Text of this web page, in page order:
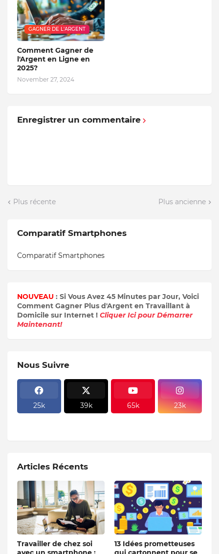
GAGNER DE L'ARGENT
Comment Gagner de
l'Argent en Ligne en
2025?
November 27, 2024
Enregistrer un commentaire
Plus récente Plus ancienne
Comparatif Smartphones
Comparatif Smartphones
NOUVEAU : Si Vous Avez 45 Minutes par Jour, Voici
Comment Gagner Plus d'Argent en Travaillant à
Domicile sur Internet ! Cliquer Ici pour Démarrer
Maintenant!
Nous Suivre
25k 39k 65k 23k
Articles Récents
Travailler de chez soi
13 Idées prometteuses